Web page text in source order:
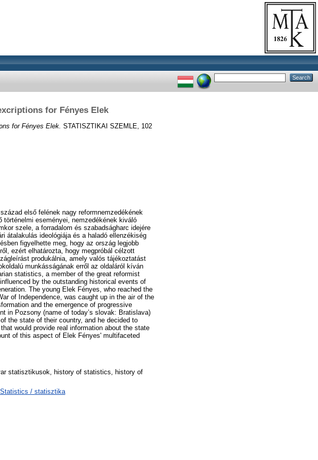
for Fényes Elek
for Fényes Elek. STATISZTIKAI SZEMLE, 102
első felének nagy reformnemzedékének
eseményei, nemzedékének kiváló
szele, a forradalom és szabadságharc idejére
átalakulás ideológiája és a haladó ellenzékiség
figyelhette meg, hogy az ország legjobb
ezért elhatározta, hogy megpróbál célzott
produkálnia, amely valós tájékoztatást
munkásságának erről az oldaláról kíván
statistics, a member of the great reformist
by the outstanding historical events of
The young Elek Fényes, who reached the
of Independence, was caught up in the air of the
and the emergence of progressive
in Pozsony (name of today’s slovak: Bratislava)
the state of their country, and he decided to
would provide real information about the state
of this aspect of Elek Fényes' multifaceted
statisztikusok, history of statistics, history of
/ statisztika